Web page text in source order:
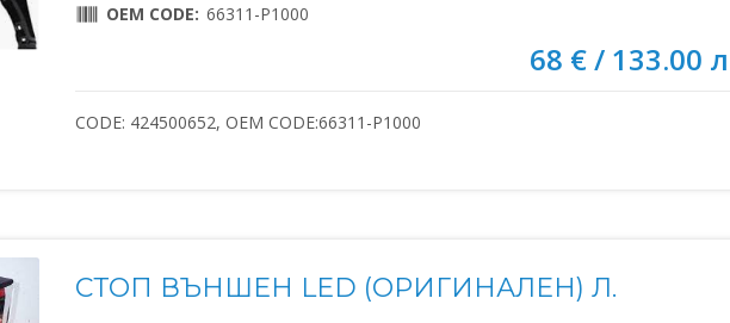
OEM CODE: 66311-P1000
68 € / 133.00
CODE: 424500652, OEM CODE:66311-P1000
СТОП ВЪНШЕН LED (ОРИГИНАЛЕН) Л.